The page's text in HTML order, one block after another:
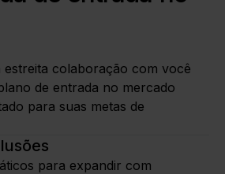
estreita colaboração com você
de entrada no mercado
para suas metas de
para expandir com